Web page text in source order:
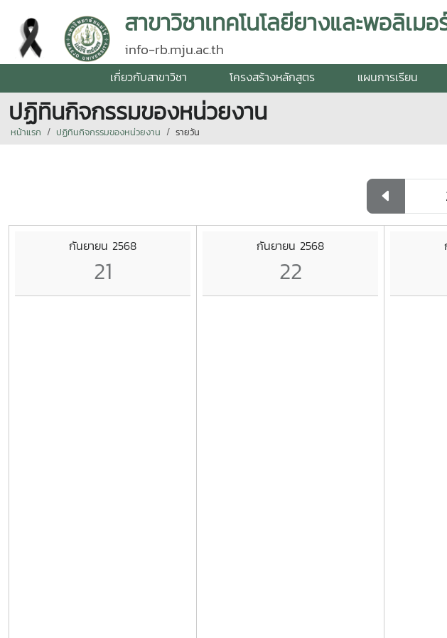
สาขาวิชาเทคโนโลยียางและพอลิเมอ
info-rb.mju.ac.th
เกี่ยวกับสาขาวิชา โครงสร้างหลักสูตร แผนการเรียน
ปฏิทินกิจกรรมของหน่วยงาน
หน้าแรก ปฏิทินกิจกรรมของหน่วยงาน รายวัน
กันยายน 2568
21
กันยายน 2568
22